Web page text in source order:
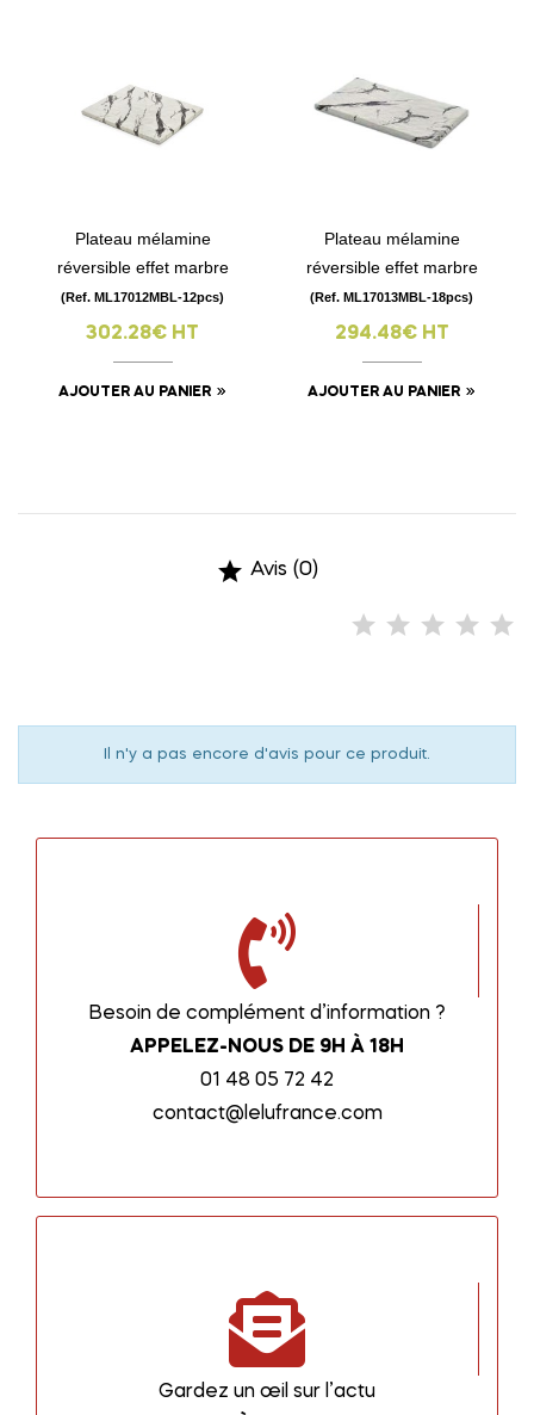
Plateau mélamine
réversible effet marbre
(Ref. ML17012MBL-12pcs)
302.28€ HT
AJOUTER AU PANIER
Plateau mélamine
réversible effet marbre
(Ref. ML17013MBL-18pcs)
294.48€ HT
AJOUTER AU PANIER
 Avis (0)
Il n'y a pas encore d'avis pour ce produit.
Besoin de complément d’information ?
APPELEZ-NOUS DE 9H À 18H
01 48 05 72 42
contact@lelufrance.com
Gardez un œil sur l’actu